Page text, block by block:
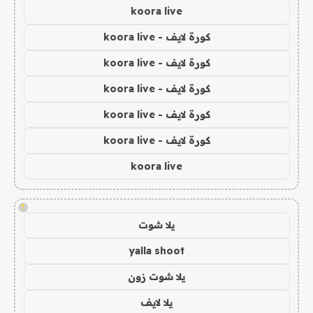
koora live
كورة لايف - koora live
كورة لايف - koora live
كورة لايف - koora live
كورة لايف - koora live
كورة لايف - koora live
koora live
!
يلا شوت
yalla shoot
يلا شوت زون
يلا لايف